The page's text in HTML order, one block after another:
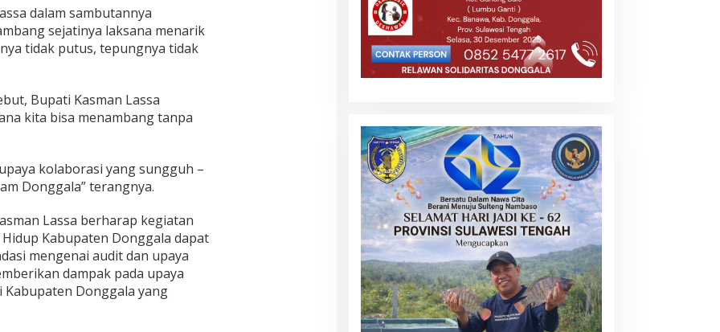
dalam sambutannya
sejatinya laksana menarik
tidak putus, tepungnya tidak
Bupati Kasman Lassa
kita bisa menambang tanpa
kolaborasi yang sungguh –
Donggala” terangnya.
Lassa berharap kegiatan
Kabupaten Donggala dapat
mengenai audit dan upaya
dampak pada upaya
Donggala yang